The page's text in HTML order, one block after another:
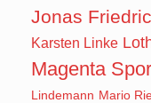
Jonas
Karsten Linke
Magenta
Lindemann Mario